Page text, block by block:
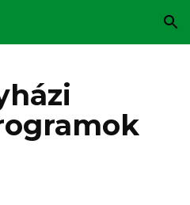
Skip to navigation